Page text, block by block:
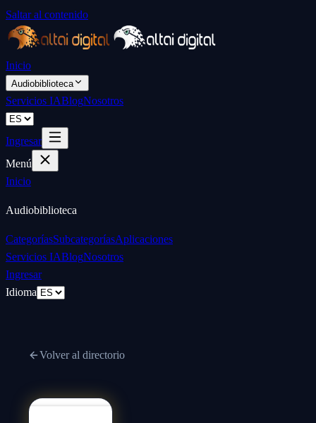
Saltar al contenido
Inicio
Audiobiblioteca
Servicios IABlogNosotros
Ingresar
Menú
Inicio
Audiobiblioteca
CategoríasSubcategoríasAplicaciones
Servicios IABlogNosotros
Ingresar
Idioma
Volver al directorio